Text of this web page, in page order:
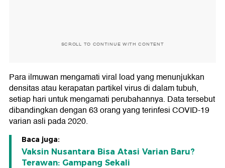
SCROLL TO CONTINUE WITH CONTENT
Para ilmuwan mengamati viral load yang menunjukkan
densitas atau kerapatan partikel virus di dalam tubuh,
setiap hari untuk mengamati perubahannya. Data tersebut
dibandingkan dengan 63 orang yang terinfesi COVID-19
varian asli pada 2020.
Baca juga:
Vaksin Nusantara Bisa Atasi Varian Baru?
Terawan: Gampang Sekali